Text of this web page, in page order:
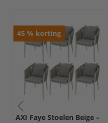
45 % korting
AXI Faye Stoelen Beige –